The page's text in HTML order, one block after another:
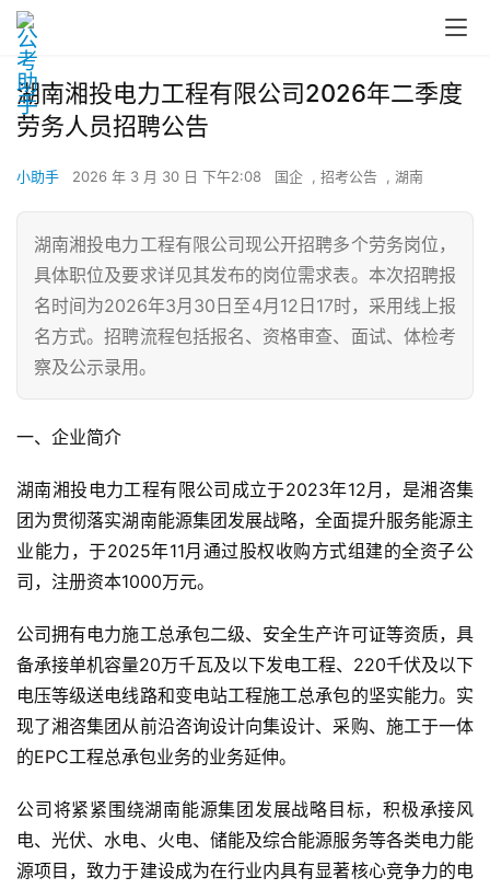
湖南湘投电力工程有限公司2026年二季度
劳务人员招聘公告
小助手 2026 年 3 月 30 日 下午2:08 国企 , 招考公告 , 湖南
湖南湘投电力工程有限公司现公开招聘多个劳务岗位，
具体职位及要求详见其发布的岗位需求表。本次招聘报
名时间为2026年3月30日至4月12日17时，采用线上报
名方式。招聘流程包括报名、资格审查、面试、体检考
察及公示录用。
一、企业简介
湖南湘投电力工程有限公司成立于2023年12月，是湘咨集
团为贯彻落实湖南能源集团发展战略，全面提升服务能源主
业能力，于2025年11月通过股权收购方式组建的全资子公
司，注册资本1000万元。
公司拥有电力施工总承包二级、安全生产许可证等资质，具
备承接单机容量20万千瓦及以下发电工程、220千伏及以下
电压等级送电线路和变电站工程施工总承包的坚实能力。实
现了湘咨集团从前沿咨询设计向集设计、采购、施工于一体
的EPC工程总承包业务的业务延伸。
公司将紧紧围绕湖南能源集团发展战略目标，积极承接风
电、光伏、水电、火电、储能及综合能源服务等各类电力能
源项目，致力于建设成为在行业内具有显著核心竞争力的电